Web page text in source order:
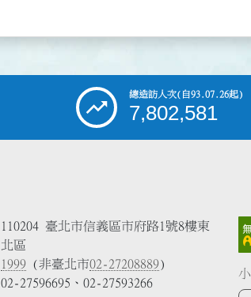
總造訪人次(自93.07.26起)
7,802,581
110204 臺北市信義區市府路1號8樓東
北區
1999 (非臺北市02-27208889)
02-27596695、02-27593266
小